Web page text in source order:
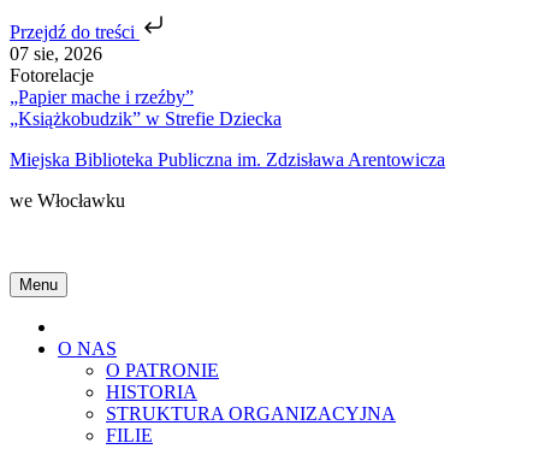
Przejdź do treści
Skip
to
content
07 sie, 2026
Fotorelacje
„Papier mache i rzeźby”
„Książkobudzik” w Strefie Dziecka
Miejska Biblioteka Publiczna im. Zdzisława Arentowicza
we Włocławku
Menu
O NAS
O PATRONIE
HISTORIA
STRUKTURA ORGANIZACYJNA
FILIE